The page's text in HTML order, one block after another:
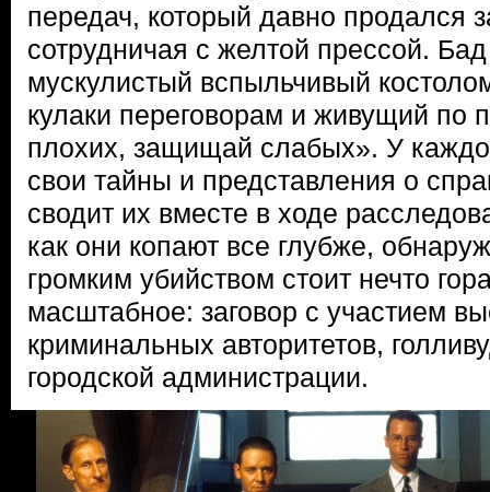
передач, который давно продался
сотрудничая с желтой прессой.
мускулистый вспыльчивый
кулаки переговорам и живущий по
плохих, защищай слабых». У
свои тайны и представления о
сводит их вместе в ходе
как они копают все глубже,
громким убийством стоит нечто
масштабное: заговор с участием
криминальных авторитетов,
городской администрации.